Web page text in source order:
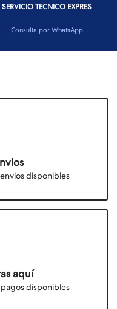
SERVICIO TECNICO EXPRES
Consulta por WhatsApp
disponibles
aquí
disponibles